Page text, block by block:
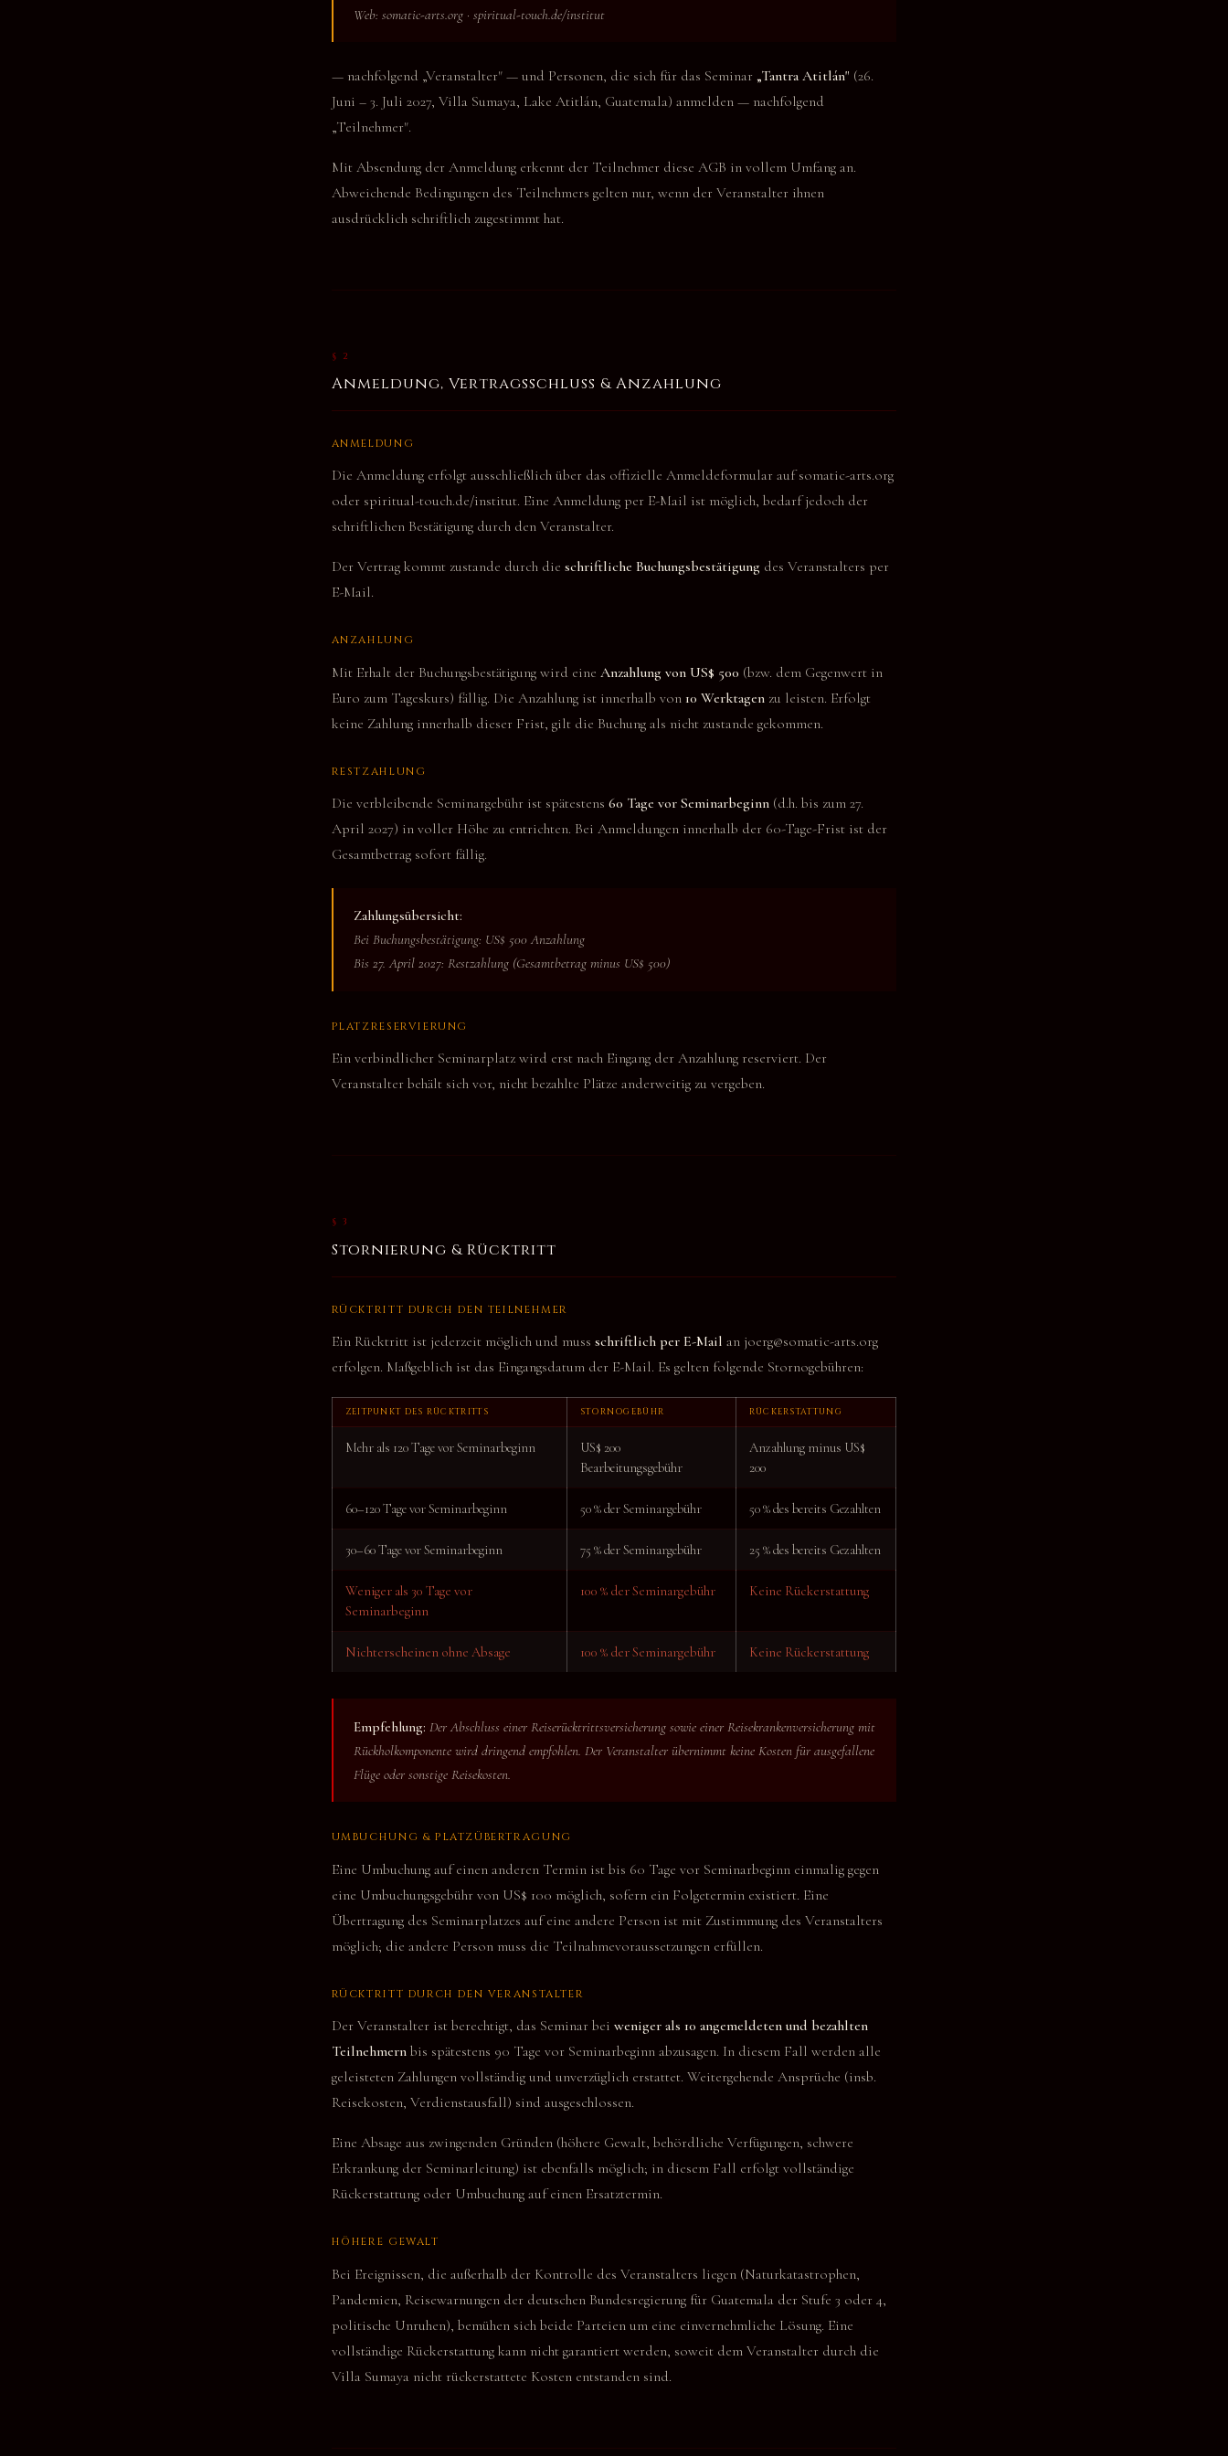
Web: somatic-arts.org · spiritual-touch.de/institut
— nachfolgend „Veranstalter" — und Personen, die sich für das Seminar „Tantra Atitlán" (26.
Juni – 3. Juli 2027, Villa Sumaya, Lake Atitlán, Guatemala) anmelden — nachfolgend
„Teilnehmer".
Mit Absendung der Anmeldung erkennt der Teilnehmer diese AGB in vollem Umfang an.
Abweichende Bedingungen des Teilnehmers gelten nur, wenn der Veranstalter ihnen
ausdrücklich schriftlich zugestimmt hat.
§ 2
Anmeldung, Vertragsschluss & Anzahlung
ANMELDUNG
Die Anmeldung erfolgt ausschließlich über das offizielle Anmeldeformular auf somatic-arts.org
oder spiritual-touch.de/institut. Eine Anmeldung per E-Mail ist möglich, bedarf jedoch der
schriftlichen Bestätigung durch den Veranstalter.
Der Vertrag kommt zustande durch die schriftliche Buchungsbestätigung des Veranstalters per
E-Mail.
ANZAHLUNG
Mit Erhalt der Buchungsbestätigung wird eine Anzahlung von US$ 500 (bzw. dem Gegenwert in
Euro zum Tageskurs) fällig. Die Anzahlung ist innerhalb von 10 Werktagenzu leisten. Erfolgt
keine Zahlung innerhalb dieser Frist, gilt die Buchung als nicht zustande gekommen.
RESTZAHLUNG
Die verbleibende Seminargebühr ist spätestens 60 Tage vor Seminarbeginn(d.h. bis zum 27.
April 2027) in voller Höhe zu entrichten. Bei Anmeldungen innerhalb der 60-Tage-Frist ist der
Gesamtbetrag sofort fällig.
Zahlungsübersicht:
Bei Buchungsbestätigung: US$ 500 Anzahlung
Bis 27. April 2027: Restzahlung (Gesamtbetrag minus US$ 500)
PLATZRESERVIERUNG
Ein verbindlicher Seminarplatz wird erst nach Eingang der Anzahlung reserviert. Der
Veranstalter behält sich vor, nicht bezahlte Plätze anderweitig zu vergeben.
§ 3
Stornierung & Rücktritt
RÜCKTRITT DURCH DEN TEILNEHMER
Ein Rücktritt ist jederzeit möglich und muss schriftlich per E-Mail an joerg@somatic-arts.org
erfolgen. Maßgeblich ist das Eingangsdatum der E-Mail. Es gelten folgende Stornogebühren:
ZEITPUNKT DES RÜCKTRITTS STORNOGEBÜHR RÜCKERSTATTUNG
Mehr als 120 Tage vor Seminarbeginn
US$ 200
Bearbeitungsgebühr
Anzahlung minus US$
200
60–120 Tage vor Seminarbeginn 50 % der Seminargebühr 50 % des bereits Gezahlten
30–60 Tage vor Seminarbeginn 75 % der Seminargebühr 25 % des bereits Gezahlten
Weniger als 30 Tage vor
Seminarbeginn
100 % der Seminargebühr Keine Rückerstattung
Nichterscheinen ohne Absage 100 % der Seminargebühr Keine Rückerstattung
Empfehlung: Der Abschluss einer Reiserücktrittsversicherung sowie einer Reisekrankenversicherung mit
Rückholkomponente wird dringend empfohlen. Der Veranstalter übernimmt keine Kosten für ausgefallene
Flüge oder sonstige Reisekosten.
UMBUCHUNG & PLATZÜBERTRAGUNG
Eine Umbuchung auf einen anderen Termin ist bis 60 Tage vor Seminarbeginn einmalig gegen
eine Umbuchungsgebühr von US$ 100 möglich, sofern ein Folgetermin existiert. Eine
Übertragung des Seminarplatzes auf eine andere Person ist mit Zustimmung des Veranstalters
möglich; die andere Person muss die Teilnahmevoraussetzungen erfüllen.
RÜCKTRITT DURCH DEN VERANSTALTER
Der Veranstalter ist berechtigt, das Seminar bei weniger als 10 angemeldeten und bezahlten
Teilnehmernbis spätestens 90 Tage vor Seminarbeginn abzusagen. In diesem Fall werden alle
geleisteten Zahlungen vollständig und unverzüglich erstattet. Weitergehende Ansprüche (insb.
Reisekosten, Verdienstausfall) sind ausgeschlossen.
Eine Absage aus zwingenden Gründen (höhere Gewalt, behördliche Verfügungen, schwere
Erkrankung der Seminarleitung) ist ebenfalls möglich; in diesem Fall erfolgt vollständige
Rückerstattung oder Umbuchung auf einen Ersatztermin.
HÖHERE GEWALT
Bei Ereignissen, die außerhalb der Kontrolle des Veranstalters liegen (Naturkatastrophen,
Pandemien, Reisewarnungen der deutschen Bundesregierung für Guatemala der Stufe 3 oder 4,
politische Unruhen), bemühen sich beide Parteien um eine einvernehmliche Lösung. Eine
vollständige Rückerstattung kann nicht garantiert werden, soweit dem Veranstalter durch die
Villa Sumaya nicht rückerstattete Kosten entstanden sind.